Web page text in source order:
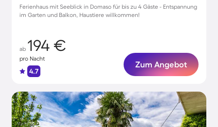
Ferienhaus mit Seeblick in Domaso für bis zu 4 Gäste - Entspannung
im Garten und Balkon, Haustiere willkommen!
ab 194 €
pro Nacht
4.7
Zum Angebot